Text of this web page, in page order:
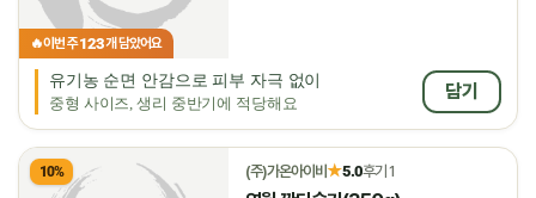
🔥이번 주123개 담았어요
유기농 순면 안감으로 피부 자극 없이
중형 사이즈, 생리 중반기에 적당해요
담기
10% (주)가온아이비★5.0후기 1